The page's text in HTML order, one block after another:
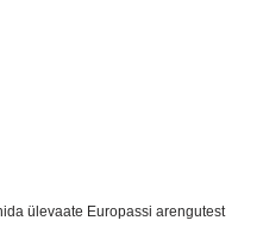
ülevaate Europassi arengutest